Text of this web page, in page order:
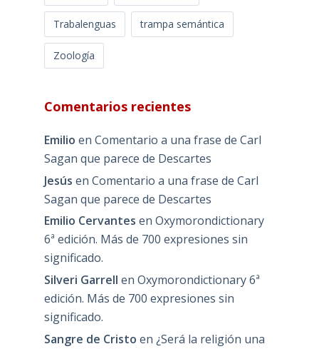
Trabalenguas trampa semántica
Zoología
Comentarios recientes
Emilio en Comentario a una frase de Carl
Sagan que parece de Descartes
Jesús en Comentario a una frase de Carl
Sagan que parece de Descartes
Emilio Cervantes en Oxymorondictionary
6ª edición. Más de 700 expresiones sin
significado.
Silveri Garrell en Oxymorondictionary 6ª
edición. Más de 700 expresiones sin
significado.
Sangre de Cristo en ¿Será la religión una